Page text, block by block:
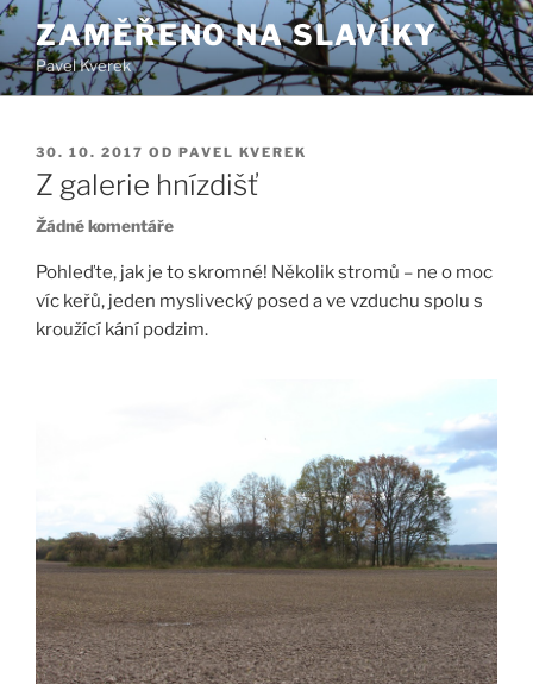
Přejít
k
obsahu
webu
ZAMĚŘENO NA SLAVÍKY
Pavel Kverek
PUBLIKOVÁNO
30. 10. 2017 OD PAVEL KVEREK
Z galerie hnízdišť
Žádné komentářeu
s
názvem
Z
Pohleďte, jak je to skromné! Několik stromů – ne o moc
víc keřů, jeden myslivecký posed a ve vzduchu spolu s
kroužící kání podzim.